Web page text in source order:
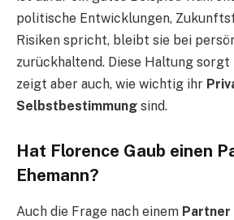
politische Entwicklungen,
Risiken spricht, bleibt sie bei
zurückhaltend. Diese Haltung
zeigt aber auch, wie wichtig ihr
Selbstbestimmung sind.
Hat Florence Gaub einen
Ehemann?
Auch die Frage nach einem Partner